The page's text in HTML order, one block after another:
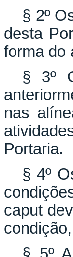
§ 2º
desta
forma do
§ 3º
nas
Portaria.
§ 4º
caput